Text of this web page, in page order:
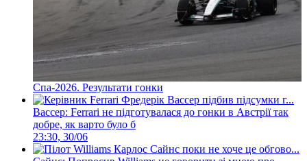
Спа-2026. Результати гонки
Вассер: Ferrari не підготувалася до гонки в Австрії так
добре, як варто було б
23:30, 30/06